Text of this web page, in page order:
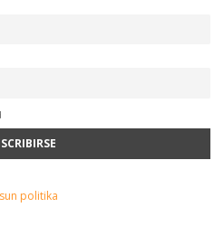
politika